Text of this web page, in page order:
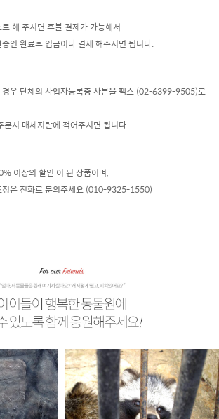
해 주시면 후불 결제가 가능해서
인 완료후 입금이나 결제 해주시면 됩니다.
경우 단체의 사업자등록증 사본을 팩스 (02-6399-9505)로
문시 매세지란에 적어주시면 됩니다.
이상의 할인 이 된 상품이며,
정은 전화로 문의주세요 (010-9325-1550)